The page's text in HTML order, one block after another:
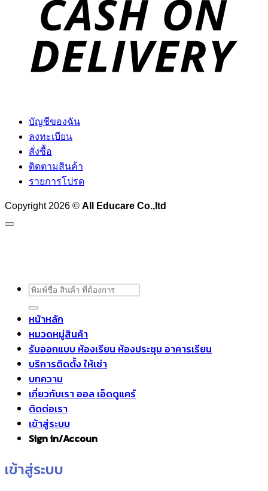
บัญชีของฉัน
ลงทะเบียน
สั่งซื้อ
ติดตามสินค้า
รายการโปรด
Copyright 2026 © All Educare Co.,ltd
ค้นหา:
หน้าหลัก
หมวดหมู่สินค้า
รับออกแบบ ห้องเรียน ห้องประชุม อาคารเรียน
บริการติดตั้ง ให้เช่า
บทความ
เกี่ยวกับเรา ออล เอ็ดดูแคร์
ติดต่อเรา
เข้าสู่ระบบ
Sign in/Accoun
เข้าสู่ระบบ